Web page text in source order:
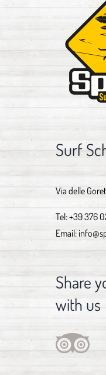
Surf
Via delle
Tel:+39 376
Email:
Share
with us